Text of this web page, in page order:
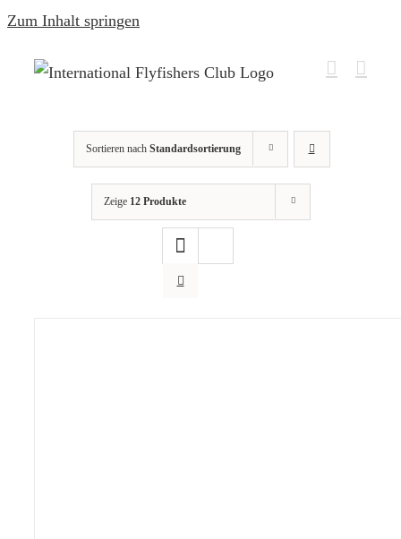
Zum Inhalt springen
Sortieren nach Standardsortierung
Zeige 12 Produkte